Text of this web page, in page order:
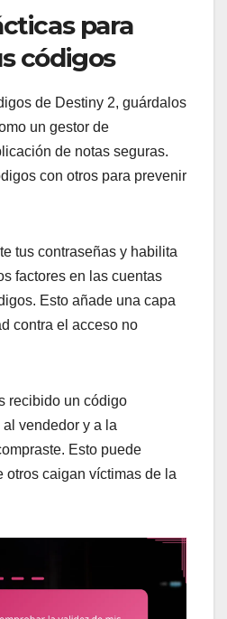
para
códigos
de Destiny 2, guárdalos
un gestor de
de notas seguras.
con otros para prevenir
tus contraseñas y habilita
factores en las cuentas
Esto añade una capa
contra el acceso no
recibido un código
vendedor y a la
Esto puede
otros caigan víctimas de la